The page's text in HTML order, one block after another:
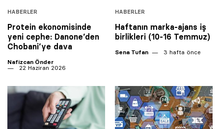
HABERLER
Protein ekonomisinde
yeni cephe: Danone’den
Chobani’ye dava
Nafizcan Önder
22 Haziran 2026
HABERLER
Haftanın marka-ajans iş
birlikleri (10-16 Temmuz)
Sena Tufan 3 hafta önce